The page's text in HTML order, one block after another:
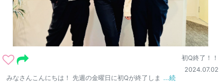
初Q終了！！
2024.07.02
みなさんこんにちは！ 先週の金曜日に初Qが終了しま ...続